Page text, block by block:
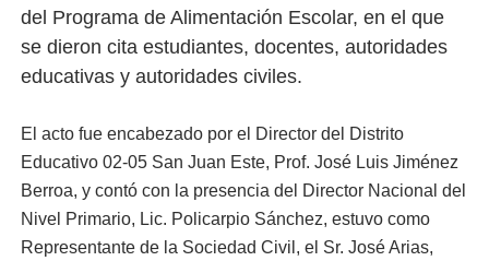
del Programa de Alimentación Escolar, en el que
se dieron cita estudiantes, docentes, autoridades
educativas y autoridades civiles.
El acto fue encabezado por el Director del Distrito
Educativo 02-05 San Juan Este, Prof. José Luis Jiménez
Berroa, y contó con la presencia del Director Nacional del
Nivel Primario, Lic. Policarpio Sánchez, estuvo como
Representante de la Sociedad Civil, el Sr. José Arias,